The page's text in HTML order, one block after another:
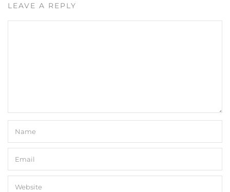
LEAVE A REPLY